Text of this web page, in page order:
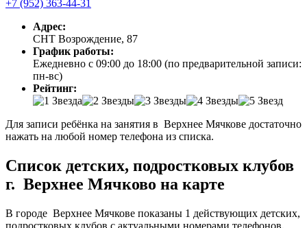
+7 (952) 363-44-31
Адрес:
СНТ Возрождение, 87
График работы:
Ежедневно с 09:00 до 18:00 (по предварительной записи:
пн-вс)
Рейтинг:
Для записи ребёнка на занятия в Верхнее Мячкове достаточно
нажать на любой номер телефона из списка.
Список детских, подростковых клубов
г. Верхнее Мячково на карте
В городе Верхнее Мячкове показаны 1 действующих детских,